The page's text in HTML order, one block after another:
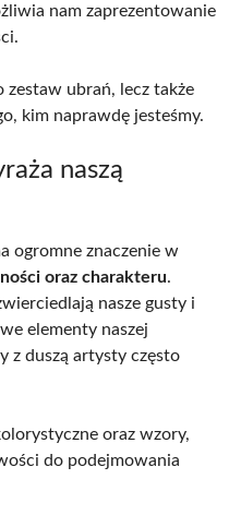
nam zaprezentowanie
ubrań, lecz także
kim naprawdę jesteśmy.
naszą
ogromne znaczenie w
oraz charakteru.
nasze gusty i
elementy naszej
z duszą artysty często
oraz wzory,
do podejmowania